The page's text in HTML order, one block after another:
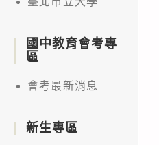
國中教育會考專
區
會考最新消息
新生專區